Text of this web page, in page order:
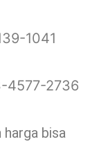
1041
4577-2736
bisa